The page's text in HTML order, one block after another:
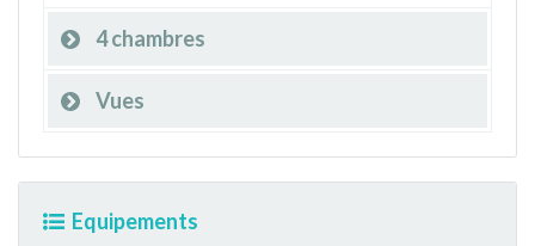
4 chambres
Vues
Equipements